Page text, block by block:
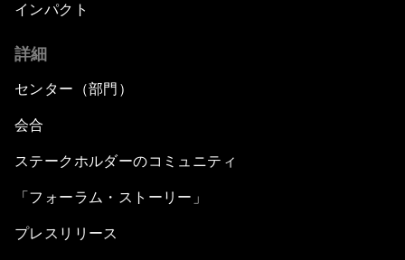
インパクト
詳細
センター（部門）
会合
ステークホルダーのコミュニティ
「フォーラム・ストーリー」
プレスリリース